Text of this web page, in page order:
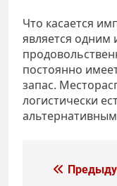
Что касается
является одним
постоянно
запас.
логистически